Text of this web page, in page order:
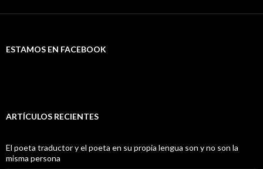
ESTAMOS EN FACEBOOK
ARTÍCULOS RECIENTES
El poeta traductor y el poeta en su propia lengua son y no son la
misma persona